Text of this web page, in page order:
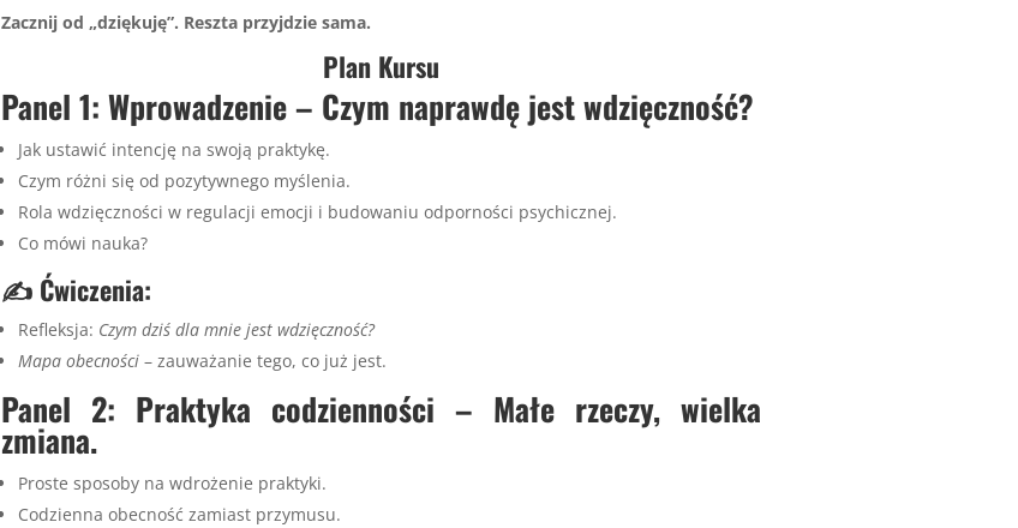
Zacznij od „dziękuję”. Reszta przyjdzie sama.
Plan Kursu
Panel 1: Wprowadzenie – Czym naprawdę jest wdzięczność?
Jak ustawić intencję na swoją praktykę.
Czym różni się od pozytywnego myślenia.
Rola wdzięczności w regulacji emocji i budowaniu odporności psychicznej.
Co mówi nauka?
✍️ Ćwiczenia:
Refleksja: Czym dziś dla mnie jest wdzięczność?
Mapa obecności – zauważanie tego, co już jest.
Panel 2: Praktyka codzienności – Małe rzeczy, wielka
zmiana.
Proste sposoby na wdrożenie praktyki.
Codzienna obecność zamiast przymusu.